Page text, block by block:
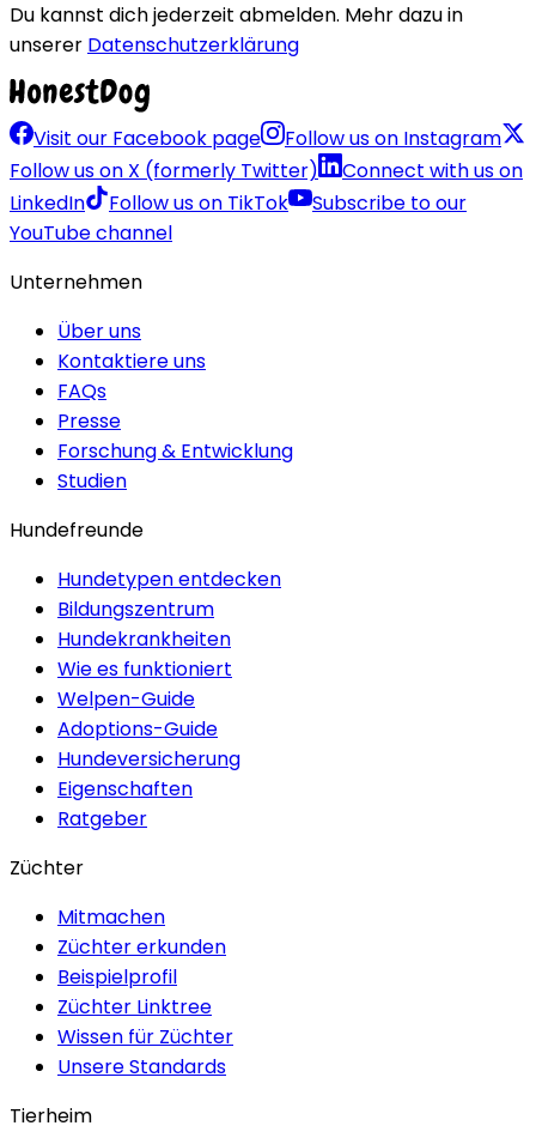
Du kannst dich jederzeit abmelden. Mehr dazu in
unserer Datenschutzerklärung
Visit our Facebook page
Follow us on Instagram
Follow us on X (formerly Twitter)
Connect with us on
LinkedIn
Follow us on TikTok
Subscribe to our
YouTube channel
Unternehmen
Über uns
Kontaktiere uns
FAQs
Presse
Forschung & Entwicklung
Studien
Hundefreunde
Hundetypen entdecken
Bildungszentrum
Hundekrankheiten
Wie es funktioniert
Welpen-Guide
Adoptions-Guide
Hundeversicherung
Eigenschaften
Ratgeber
Züchter
Mitmachen
Züchter erkunden
Beispielprofil
Züchter Linktree
Wissen für Züchter
Unsere Standards
Tierheim